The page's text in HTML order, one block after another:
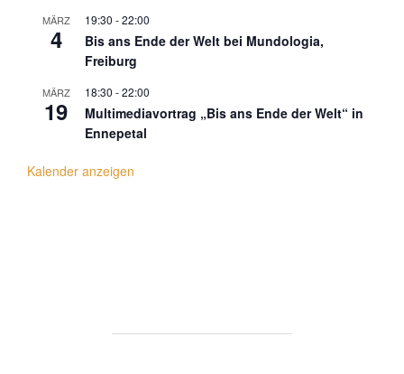
MÄRZ
4
19:30 -22:00
Bis ans Ende der Welt bei Mundologia,
Freiburg
MÄRZ
19
18:30 -22:00
Multimediavortrag „Bis ans Ende der Welt“ in
Ennepetal
Kalender anzeigen